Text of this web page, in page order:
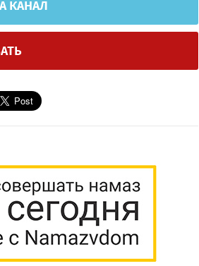
КАНАЛ